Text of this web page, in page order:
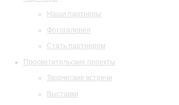
Наши партнеры
Фотогалерея
Стать партнером
Просветительские проекты
Творческие встречи
Выставки